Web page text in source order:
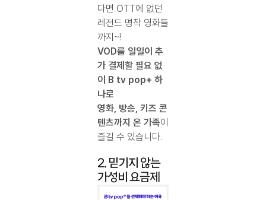
다면 OTT에 없던
레전드 명작 영화들
까지~!
VOD를 일일이 추
가 결제할 필요 없
이 B tv pop+ 하
나로
영화, 방송, 키즈 콘
텐츠까지 온 가족이
즐길 수 있습니다.
2. 믿기지 않는
가성비 요금제